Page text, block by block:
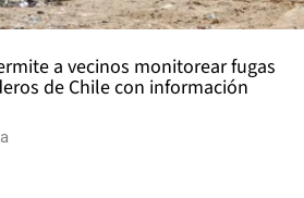
a vecinos monitorear fugas
de Chile con información